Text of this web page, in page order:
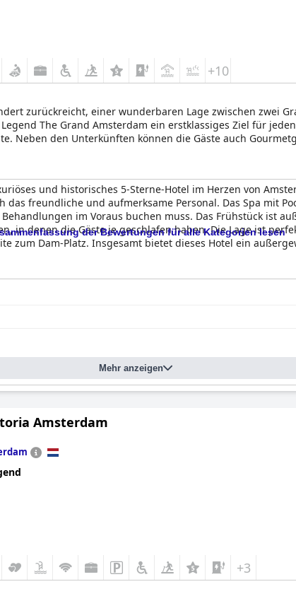
+10
zurückreicht, einer wunderbaren Lage zwischen zwei
The Grand Amsterdam ein erstklassiges Ziel für
Neben den Unterkünften können die Gäste auch
und historisches 5-Sterne-Hotel im Herzen von
das freundliche und aufmerksame Personal. Das Spa mit
im Voraus buchen muss. Das Frühstück ist
in denen die Gäste je geschlafen haben. Die Lage ist
zum Dam-Platz. Insgesamt bietet dieses Hotel ein
der Bewertungen für alle Kategorien lesen
Mehr anzeigen
Amsterdam
+3